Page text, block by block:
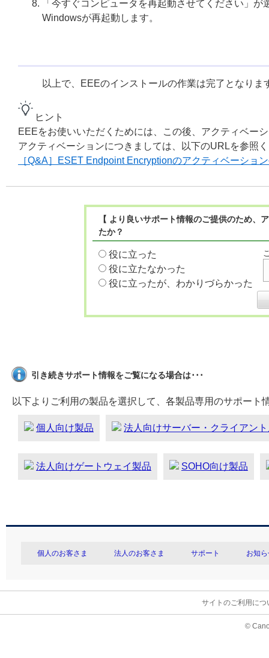
「今すぐコンピュータを再起動させてください」
Windowsが再起動します。
以上で、EEEのインストールの作業は完了となりま
ヒント
EEEをお使いいただくためには、この後、アクティベー
アクティベーションにつきましては、以下のURLを参照
［Q&A］ESET Endpoint Encryptionのアクティベーショ
【 より良いサポート情報のご提供のため
たか？
役に立った
役に立たなかった
役に立ったが、わかりづらかった
引き続きサポート情報をご覧になる場合は･･･
以下よりご利用の製品を選択して、各製品専用のサポート
個人向け製品 法人向けサーバー・クライアン
法人向けゲートウェイ製品 SOHO向け製品
個人のお客さま 法人のお客さま サポート お知
サイトのご利用につ
©